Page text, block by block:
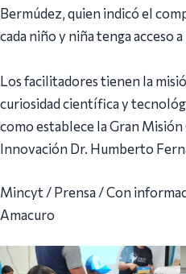
Bermúdez, quien indicó el
cada niño y niña tenga acceso
Los facilitadores tienen la
curiosidad científica y
como establece la Gran
Innovación Dr. Humberto
Mincyt / Prensa / Con
Amacuro